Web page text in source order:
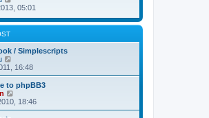
tt
e
s
o
s
h
e
l
e
s
p
o
s
t
i
w
e
a
s
t
p
o
05:01
/ Simplescripts
e
w
t
h
e
16:48
to phpBB3
e
18:46